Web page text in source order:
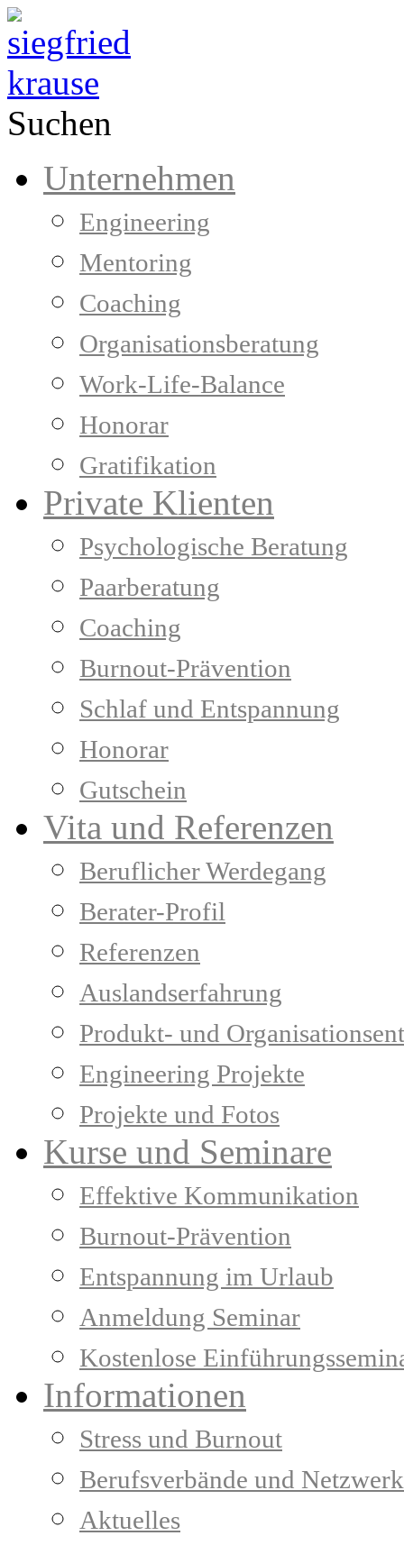
Suchen
Unternehmen
Engineering
Mentoring
Coaching
Organisationsberatung
Work-Life-Balance
Honorar
Gratifikation
Private Klienten
Psychologische Beratung
Paarberatung
Coaching
Burnout-Prävention
Schlaf und Entspannung
Honorar
Gutschein
Vita und Referenzen
Beruflicher Werdegang
Berater-Profil
Referenzen
Auslandserfahrung
Produkt- und
Engineering Projekte
Projekte und Fotos
Kurse und Seminare
Effektive Kommunikation
Burnout-Prävention
Entspannung im Urlaub
Anmeldung Seminar
Kostenlose
Informationen
Stress und Burnout
Berufsverbände und
Aktuelles